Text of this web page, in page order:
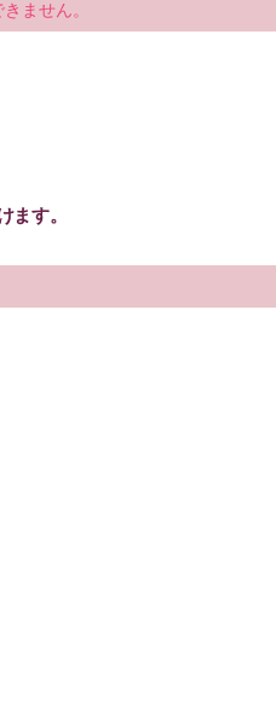
ません。
ます。